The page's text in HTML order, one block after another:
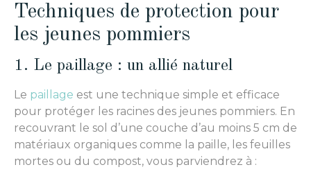
Techniques de protection pour
les jeunes pommiers
1. Le paillage : un allié naturel
Le paillage est une technique simple et efficace
pour protéger les racines des jeunes pommiers. En
recouvrant le sol d’une couche d’au moins 5 cm de
matériaux organiques comme la paille, les feuilles
mortes ou du compost, vous parviendrez à :